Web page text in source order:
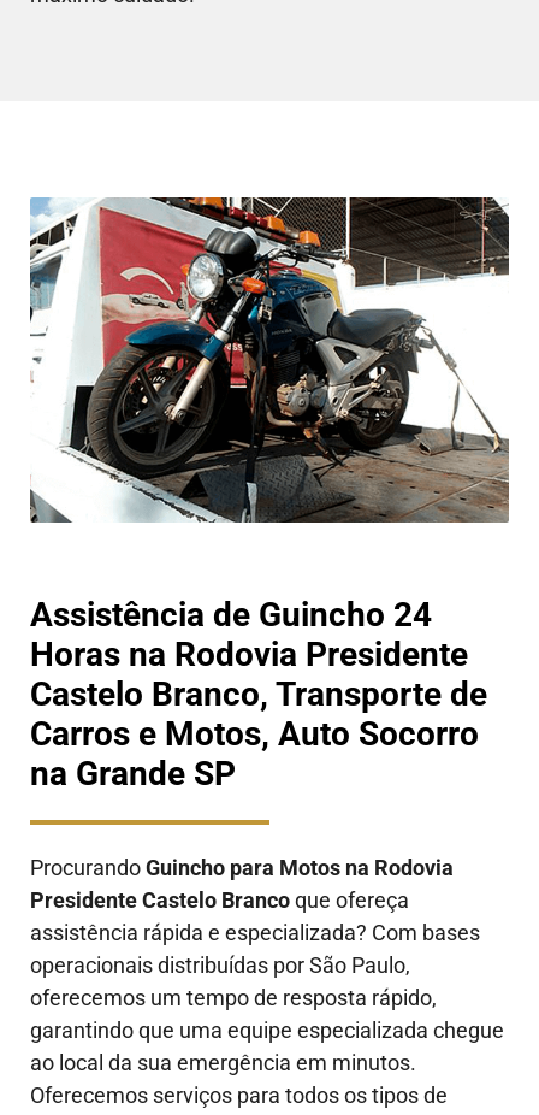
Assistência de Guincho 24
Horas na Rodovia Presidente
Castelo Branco, Transporte de
Carros e Motos, Auto Socorro
na Grande SP
ProcurandoGuincho para Motos na Rodovia
Presidente Castelo Brancoque ofereça
assistência rápida e especializada? Com bases
operacionais distribuídas por São Paulo,
oferecemos um tempo de resposta rápido,
garantindo que uma equipe especializada chegue
ao local da sua emergência em minutos.
Oferecemos serviços para todos os tipos de